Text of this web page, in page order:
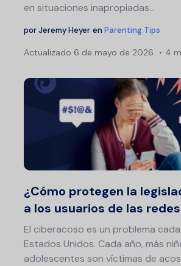
en situaciones inapropiadas...
porJeremy Heyer en Parenting Tips
Actualizado 6 de mayo de 2026 4
¿Cómo protegen la
a los usuarios de las
El ciberacoso es un problema
Estados Unidos. Cada año, más
adolescentes son víctimas de